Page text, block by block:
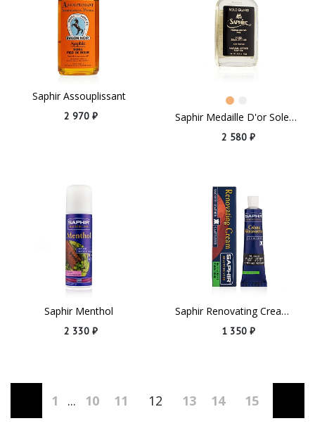
Saphir Assouplissant
2 970 ₽ Saphir Medaille D'or Sole Guard
2 580 ₽
Saphir Menthol
2 330 ₽
Saphir Renovating Cream Black
1 350 ₽
1 ... 10 11 12 13 14 15